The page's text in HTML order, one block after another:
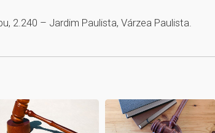
2.240 – Jardim Paulista, Várzea Paulista.